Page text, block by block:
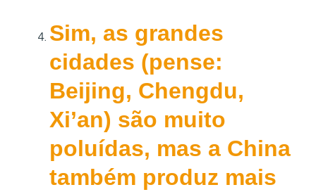
Sim, as grandes
cidades (pense:
Beijing, Chengdu,
Xi’an) são muito
poluídas, mas a China
também produz mais